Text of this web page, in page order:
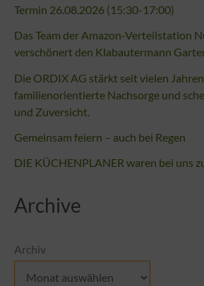
Termin 26.08.2026 (15:30-17:00)
Das Team der Amazon-Verteilstation
verschönert den Klabautermann
Die ORDIX AG stärkt seit vielen
familienorientierte Nachsorge und
und Zuversicht.
Gemeinsam feiern – auch bei Regen
DIE KÜCHENPLANER waren bei uns
Archive
Archiv